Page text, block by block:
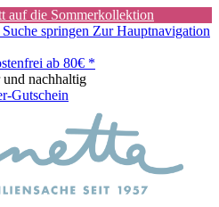
auf die Sommerkollektion
springen Zur Hauptnavigation
ab 80€ *
und nachhaltig
Gutschein